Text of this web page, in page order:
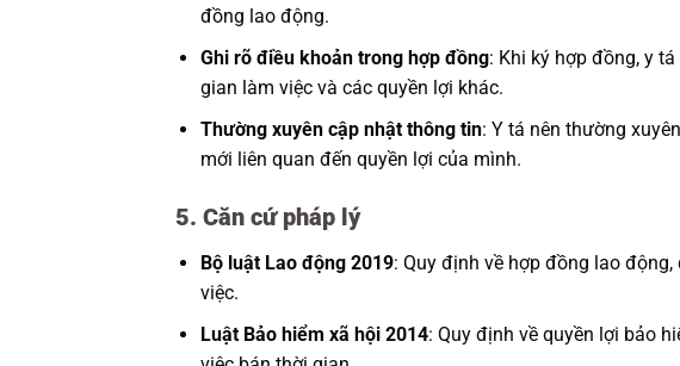
đồng lao động.
Ghi rõ điều khoản trong hợp đồng: Khi ký hợp đồng, y
gian làm việc và các quyền lợi khác.
Thường xuyên cập nhật thông tin: Y tá nên thường
mới liên quan đến quyền lợi của mình.
5. Căn cứ pháp lý
Bộ luật Lao động 2019: Quy định về hợp đồng lao
việc.
Luật Bảo hiểm xã hội 2014: Quy định về quyền lợi bảo